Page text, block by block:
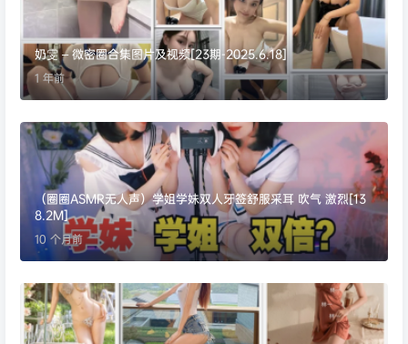
奶雯 – 微密圈合集图片及视频[23期-2025.6.18]
1 年前
（圈圈ASMR无人声）学姐学妹双人牙签舒服采耳 吹气 激烈[13
8.2M]
10 个月前